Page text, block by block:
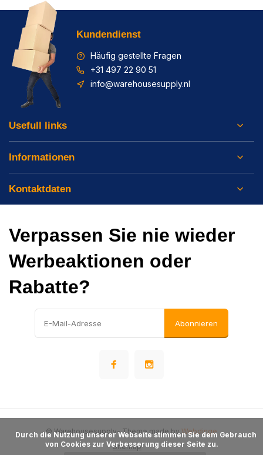
Kundendienst
Häufig gestellte Fragen
+31 497 22 90 51
info@warehousesupply.nl
Usefull links
Informationen
Kontaktdaten
Verpassen Sie nie wieder
Werbeaktionen oder
Rabatte?
Abonnieren
Sitemap
© Warehousesupply- Theme made by Webdinge
von Cookies zur Verbesserung dieser Seite zu.